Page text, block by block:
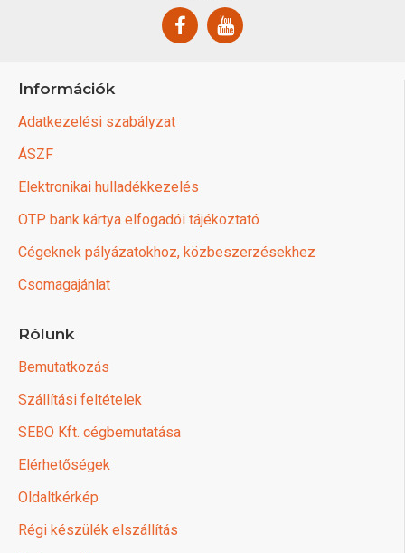
Információk
Adatkezelési szabályzat
ÁSZF
Elektronikai hulladékkezelés
OTP bank kártya elfogadói tájékoztató
Cégeknek pályázatokhoz, közbeszerzésekhez
Csomagajánlat
Rólunk
Bemutatkozás
Szállítási feltételek
SEBO Kft. cégbemutatása
Elérhetőségek
Oldaltkérkép
Régi készülék elszállítás